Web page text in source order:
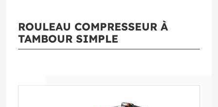
ROULEAU COMPRESSEUR À
TAMBOUR SIMPLE